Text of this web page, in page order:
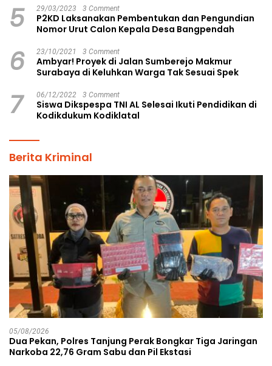
5 29/03/2023 3 Comment
P2KD Laksanakan Pembentukan dan Pengundian
Nomor Urut Calon Kepala Desa Bangpendah
6 23/10/2021 3 Comment
Ambyar! Proyek di Jalan Sumberejo Makmur
Surabaya di Keluhkan Warga Tak Sesuai Spek
7 06/12/2022 3 Comment
Siswa Dikspespa TNI AL Selesai Ikuti Pendidikan di
Kodikdukum Kodiklatal
Berita Kriminal
05/08/2026
Dua Pekan, Polres Tanjung Perak Bongkar Tiga Jaringan
Narkoba 22,76 Gram Sabu dan Pil Ekstasi